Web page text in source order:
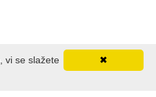
✖
vi se slažete